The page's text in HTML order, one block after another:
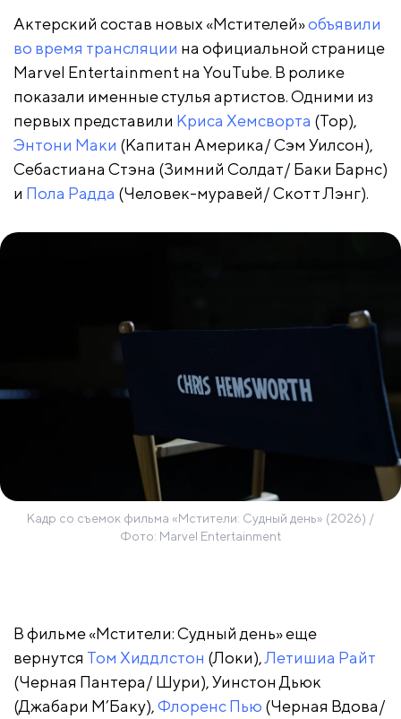
Актерский состав новых «Мстителей»объявили
во время трансляции на официальной странице
Marvel Entertainment на YouTube. В ролике
показали именные стулья артистов. Одними из
первых представили Криса Хемсворта (Тор),
Энтони Маки (Капитан Америка/ Сэм Уилсон),
Себастиана Стэна (Зимний Солдат/ Баки Барнс)
и Пола Радда (Человек-муравей/ Скотт Лэнг).
Кадр со съемок фильма «Мстители: Судный день» (2026) /
Фото: Marvel Entertainment
В фильме «Мстители: Судный день» еще
вернутся Том Хиддлстон (Локи),Летишиа Райт
(Черная Пантера/ Шури), Уинстон Дьюк
(Джабари М’Баку),Флоренс Пью (Черная Вдова/